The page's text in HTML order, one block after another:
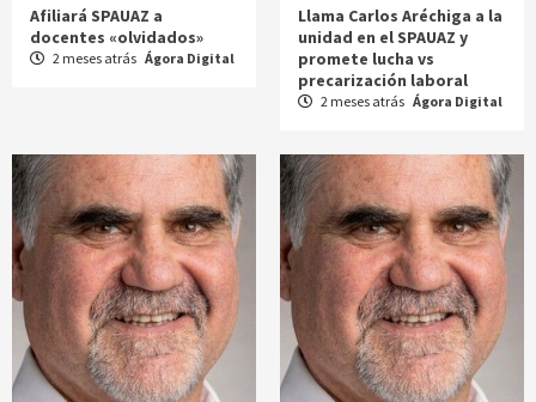
Afiliará SPAUAZ a
docentes «olvidados»
2 meses atrás Ágora Digital
Llama Carlos Aréchiga a la
unidad en el SPAUAZ y
promete lucha vs
precarización laboral
2 meses atrás Ágora Digital